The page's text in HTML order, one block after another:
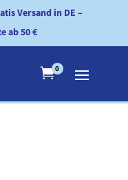
Versand in DE –
ab 50 €
0